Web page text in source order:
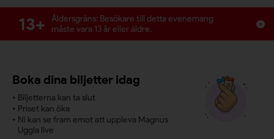
13+
Åldersgräns: Besökare till detta evenemang
måste vara 13 år eller äldre.
Boka dina biljetter idag
• Biljetterna kan ta slut
• Priset kan öka
• Ni kan se fram emot att uppleva Magnus
Uggla live